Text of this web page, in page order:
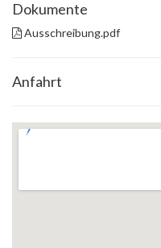
Dokumente
Ausschreibung.pdf
Anfahrt